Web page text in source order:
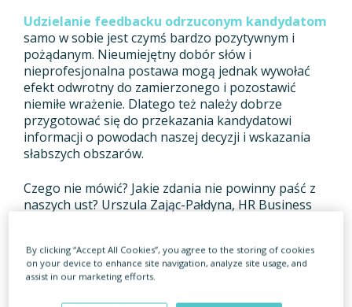
Udzielanie feedbacku odrzuconym kandydatom
samo w sobie jest czymś bardzo pozytywnym i
pożądanym. Nieumiejętny dobór słów i
nieprofesjonalna postawa mogą jednak wywołać
efekt odwrotny do zamierzonego i pozostawić
niemiłe wrażenie. Dlatego też należy dobrze
przygotować się do przekazania kandydatowi
informacji o powodach naszej decyzji i wskazania
słabszych obszarów.
Czego nie mówić? Jakie zdania nie powinny paść z
naszych ust? Urszula Zając-Pałdyna, HR Business
1. „Jest pan/pani”
By clicking “Accept All Cookies”, you agree to the storing of cookies
on your device to enhance site navigation, analyze site usage, and
assist in our marketing efforts.